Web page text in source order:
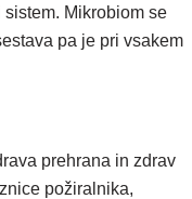
Mikrobiom se
pa je pri vsakem
prehrana in zdrav
požiralnika,